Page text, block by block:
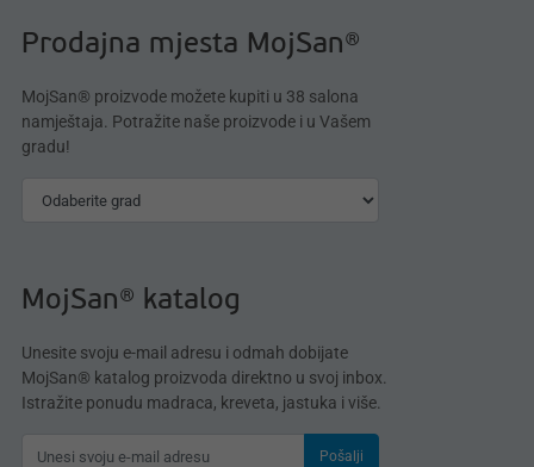
Prodajna mjesta MojSan®
MojSan® proizvode možete kupiti u 38 salona
namještaja. Potražite naše proizvode i u Vašem
gradu!
MojSan® katalog
Unesite svoju e-mail adresu i odmah dobijate
MojSan® katalog proizvoda direktno u svoj inbox.
Istražite ponudu madraca, kreveta, jastuka i više.
Pošalji